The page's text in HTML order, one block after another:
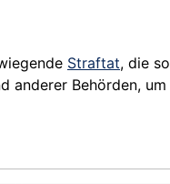
Straftat, die
anderer Behörden,